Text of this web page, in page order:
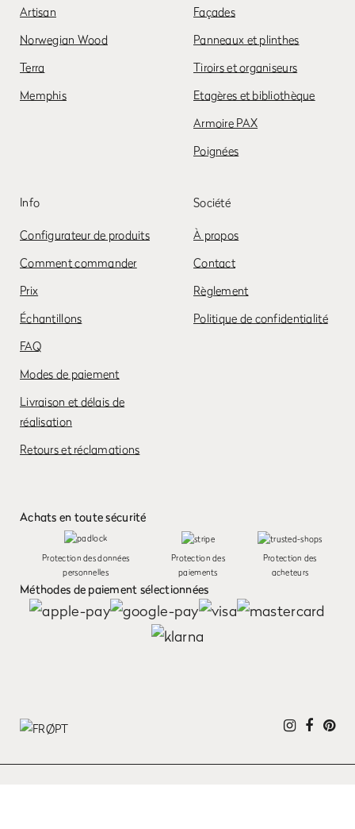
Artisan
Norwegian Wood
Terra
Memphis
Façades
Panneaux et plinthes
Tiroirs et organiseurs
Etagères et bibliothèque
Armoire PAX
Poignées
Info
Configurateur de produits
Comment commander
Prix
Échantillons
FAQ
Modes de paiement
Livraison et délais de
réalisation
Retours et réclamations
Société
À propos
Contact
Règlement
Politique de confidentialité
Achats en toute sécurité
Protection des données
personnelles
Protection des
paiements
Protection des
acheteurs
Méthodes de paiement sélectionnées